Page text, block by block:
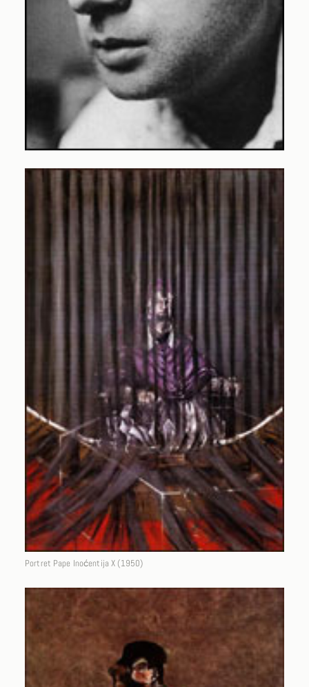
Portret Pape Inoćentija X (1950)